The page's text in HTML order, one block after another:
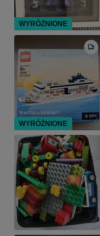
WYRÓŻNIONE
WYRÓŻNIONE